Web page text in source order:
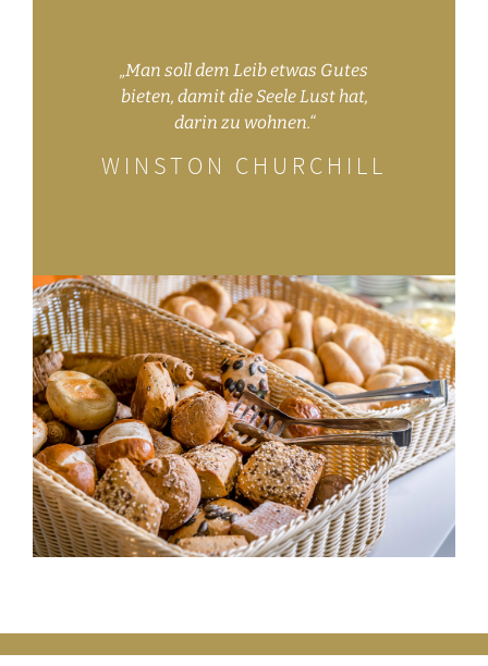
„Man soll dem Leib etwas Gutes
bieten, damit die Seele Lust hat,
darin zu wohnen.“
WINSTON CHURCHILL